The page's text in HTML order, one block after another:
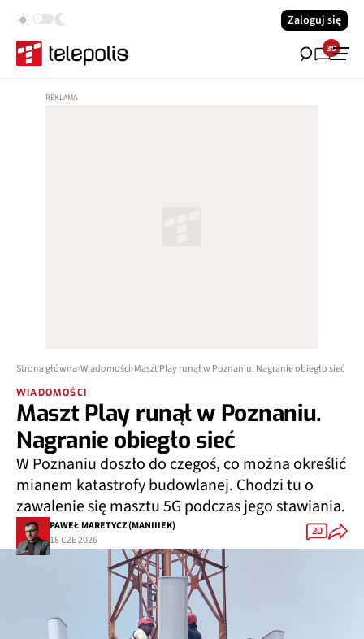
Zaloguj się
39
Strona główna Wiadomości Maszt Play runął w Poznaniu. Nagranie obiegło sieć
WIADOMOŚCI
Maszt Play runął w Poznaniu.
Nagranie obiegło sieć
W Poznaniu doszło do czegoś, co można określić
mianem katastrofy budowlanej. Chodzi tu o
zawalenie się masztu 5G podczas jego stawiania.
PAWEŁ MARETYCZ (MANIIIEK)
18 CZE 2026
20